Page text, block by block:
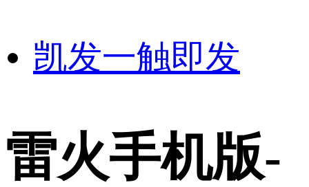
凯发一触即发
雷火手机版-